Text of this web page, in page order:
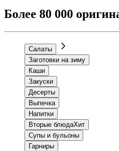
Более 80 000
Салаты
Заготовки на зиму
Каши
Закуски
Десерты
Выпечка
Напитки
Вторые блюдаХит
Супы и бульоны
Гарниры